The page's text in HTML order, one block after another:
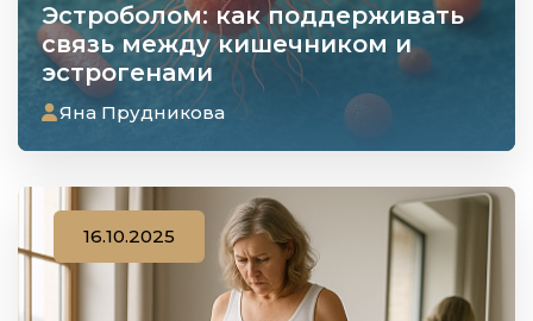
Эстроболом: как поддерживать
связь между кишечником и
эстрогенами
Яна Прудникова
16.10.2025